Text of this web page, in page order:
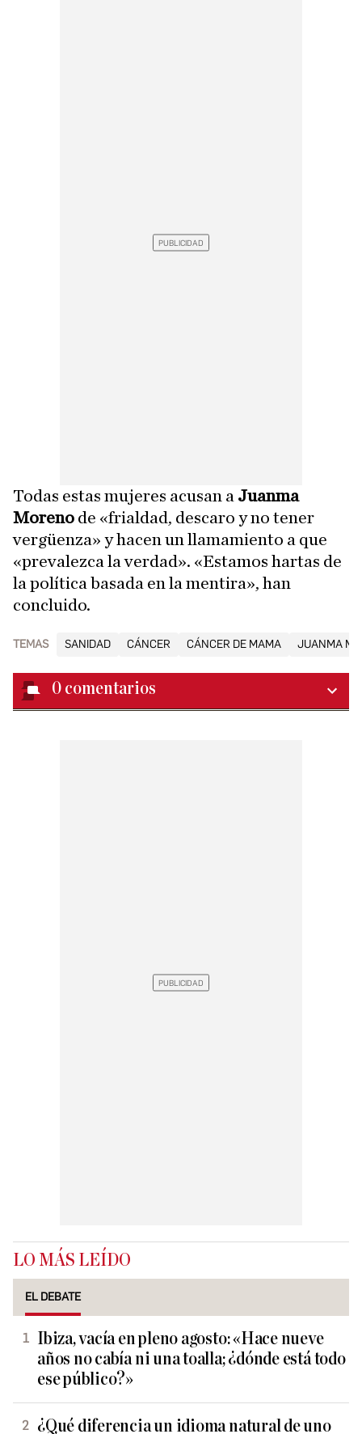
Todas estas mujeres acusan a Juanma
Moreno de «frialdad, descaro y no tener
vergüenza» y hacen un llamamiento a que
«prevalezca la verdad». «Estamos hartas de
la política basada en la mentira», han
concluido.
TEMAS SANIDAD CÁNCER CÁNCER DE MAMA JUANMA
0 comentarios
LO MÁS LEÍDO
EL DEBATE
Ibiza, vacía en pleno agosto: «Hace nueve
años no cabía ni una toalla; ¿dónde está todo
ese público?»
¿Qué diferencia un idioma natural de uno